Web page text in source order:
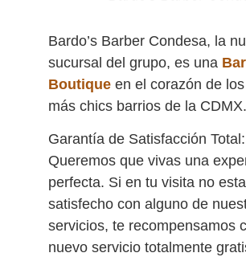
Bardo’s Barber Condesa, la
sucursal del grupo, es una
Boutique en el corazón de
más chics barrios de la CDMX.
Garantía de Satisfacción Total:
Queremos que vivas una
perfecta. Si en tu visita no
satisfecho con alguno de
servicios, te recompensamos
nuevo servicio totalmente